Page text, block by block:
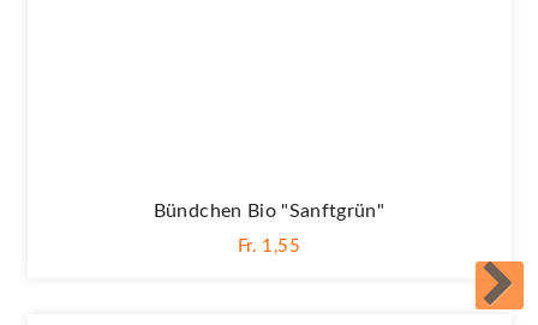
Bündchen Bio "Sanftgrün"
Fr. 1,55